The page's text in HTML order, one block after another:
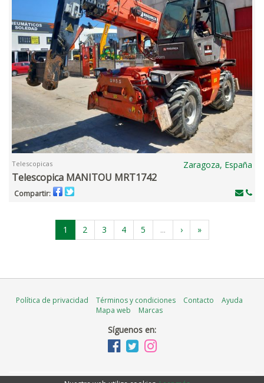
Telescopicas Zaragoza, España
Telescopica MANITOU MRT1742
Compartir:
1 2 3 4 5 ... › »
Política de privacidad Términos y condiciones Contacto
Ayuda
Mapa web
Marcas
Síguenos en: